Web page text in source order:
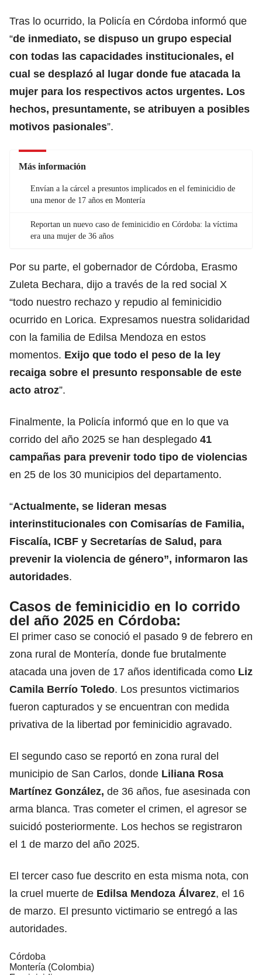
Tras lo ocurrido, la Policía en Córdoba informó que
“de inmediato, se dispuso un grupo especial
con todas las capacidades institucionales, el
cual se desplazó al lugar donde fue atacada la
mujer para los respectivos actos urgentes. Los
hechos, presuntamente, se atribuyen a posibles
motivos pasionales”.
Más información
Envían a la cárcel a presuntos implicados en el feminicidio de
una menor de 17 años en Montería
Reportan un nuevo caso de feminicidio en Córdoba: la víctima
era una mujer de 36 años
Por su parte, el gobernador de Córdoba, Erasmo
Zuleta Bechara, dijo a través de la red social X
“todo nuestro rechazo y repudio al feminicidio
ocurrido en Lorica. Expresamos nuestra solidaridad
con la familia de Edilsa Mendoza en estos
momentos. Exijo que todo el peso de la ley
recaiga sobre el presunto responsable de este
acto atroz”.
Finalmente, la Policía informó que en lo que va
corrido del año 2025 se han desplegado 41
campañas para prevenir todo tipo de violencias
en 25 de los 30 municipios del departamento.
“Actualmente, se lideran mesas
interinstitucionales con Comisarías de Familia,
Fiscalía, ICBF y Secretarías de Salud, para
prevenir la violencia de género”, informaron las
autoridades.
Casos de feminicidio en lo corrido
del año 2025 en Córdoba:
El primer caso se conoció el pasado 9 de febrero en
zona rural de Montería, donde fue brutalmente
atacada una joven de 17 años identificada como Liz
Camila Berrío Toledo. Los presuntos victimarios
fueron capturados y se encuentran con medida
privativa de la libertad por feminicidio agravado.
El segundo caso se reportó en zona rural del
municipio de San Carlos, donde Liliana Rosa
Martínez González, de 36 años, fue asesinada con
arma blanca. Tras cometer el crimen, el agresor se
suicidó posteriormente. Los hechos se registraron
el 1 de marzo del año 2025.
El tercer caso fue descrito en esta misma nota, con
la cruel muerte de Edilsa Mendoza Álvarez, el 16
de marzo. El presunto victimario se entregó a las
autoridades.
Córdoba
Montería (Colombia)